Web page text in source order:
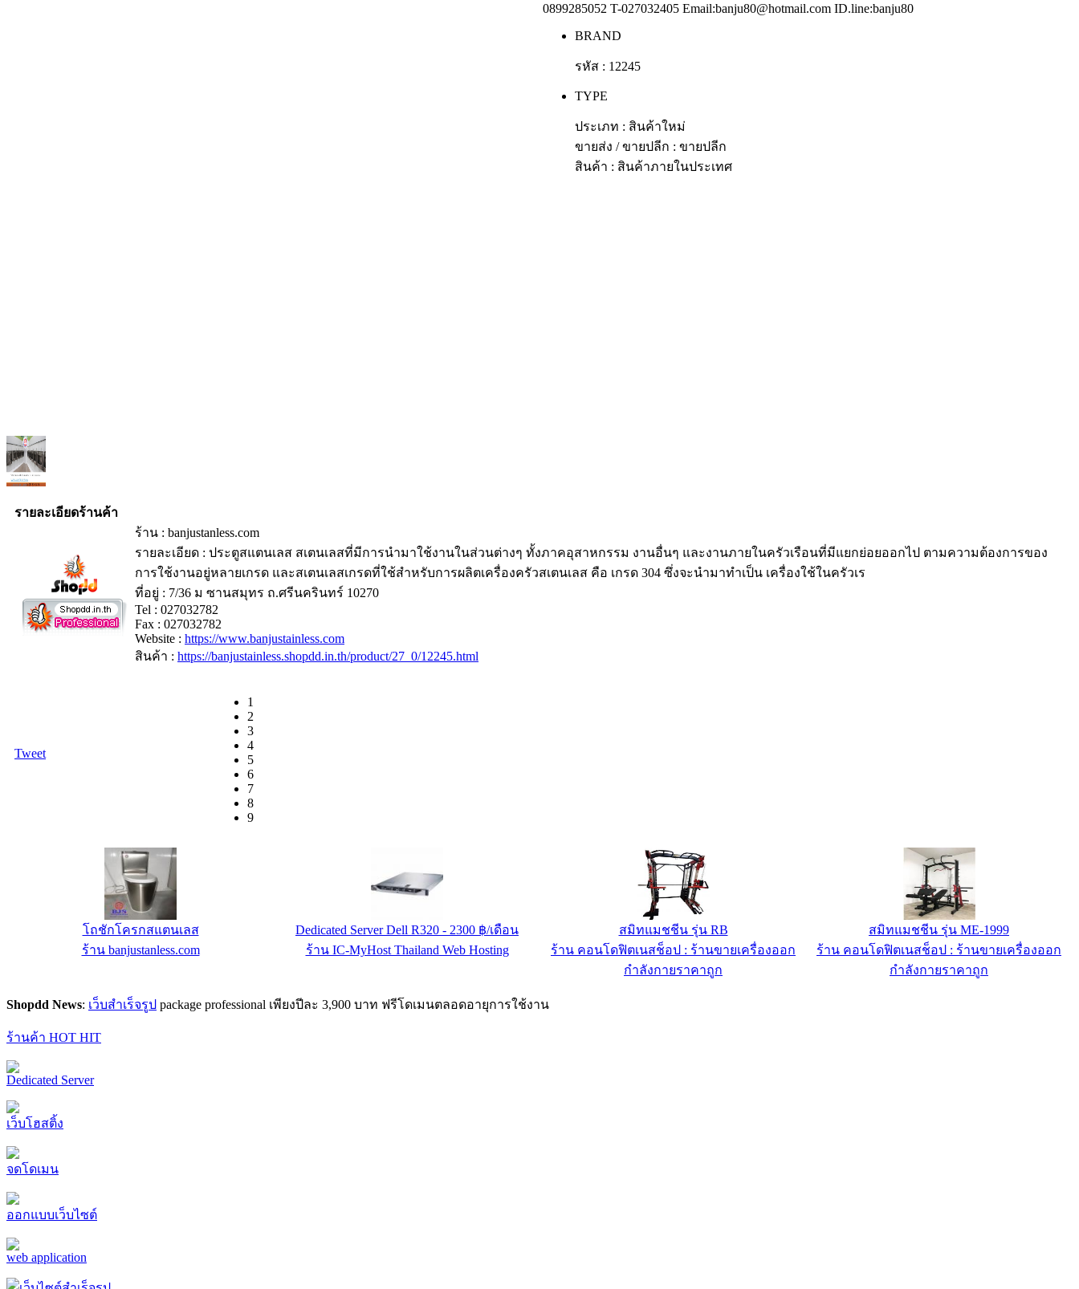
0899285052 T-027032405 Email:banju80@hotmail.com ID.line:banju80
BRAND
รหัส : 12245
TYPE
ประเภท : สินค้าใหม่
ขายส่ง / ขายปลีก : ขายปลีก
สินค้า : สินค้าภายในประเทศ
รายละเอียดร้านค้า
ร้าน : banjustanless.com
รายละเอียด : ประตูสแตนเลส สเตนเลสที่มีการนำมาใช้งานในส่วนต่างๆ ทั้งภาคอุสาหกรรม งานอื่นๆ และงานภายในครัวเรือนที่มีแยกย่อยออกไป ตามความต้องการของ
การใช้งานอยู่หลายเกรด และสเตนเลสเกรดที่ใช้สำหรับการผลิตเครื่องครัวสเตนเลส คือ เกรด 304 ซึ่งจะนำมาทำเป็น เครื่องใช้ในครัวเร
ที่อยู่ : 7/36 ม ซานสมุทร ถ.ศรีนครินทร์ 10270
Tel : 027032782
Fax : 027032782
Website : https://www.banjustainless.com
สินค้า : https://banjustainless.shopdd.in.th/product/27_0/12245.html
Tweet
1
2
3
4
5
6
7
8
9
โถชักโครกสแตนเลส
ร้าน banjustanless.com
Dedicated Server Dell R320 - 2300 ฿/เดือน
ร้าน IC-MyHost Thailand Web Hosting
สมิทแมชชีน รุ่น RB
ร้าน คอนโดฟิตเนสช็อป : ร้านขายเครื่องออก
กำลังกายราคาถูก
สมิทแมชชีน รุ่น ME-1999
ร้าน คอนโดฟิตเนสช็อป : ร้านขายเครื่องออก
กำลังกายราคาถูก
Shopdd News: เว็บสำเร็จรูป package professional เพียงปีละ 3,900 บาท ฟรีโดเมนตลอดอายุการใช้งาน
ร้านค้า HOT HIT
Dedicated Server
เว็บโฮสติ้ง
จดโดเมน
ออกแบบเว็บไซต์
web application